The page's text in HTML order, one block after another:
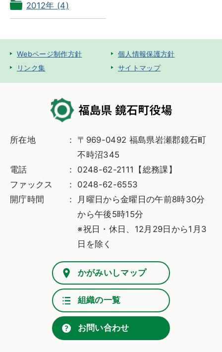
2012年 (4)
Webページ制作方針
個人情報保護方針
リンク集
サイトマップ
所在地
〒969-0492 福島県岩瀬郡鏡石町
不時沼345
電話
0248-62-2111【総務課】
ファックス
0248-62-6553
開庁時間
月曜日から金曜日の午前8時30分
から午後5時15分
※祝日・休日、12月29日から1月3
日を除く
かがみいしマップ
組織の一覧
お問い合わせ